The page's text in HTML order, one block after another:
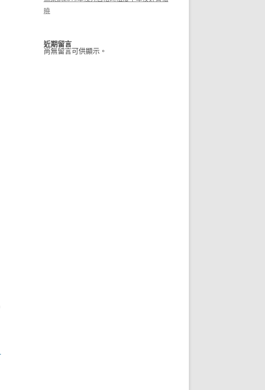
曉
近期留言
尚無留言可供顯示。